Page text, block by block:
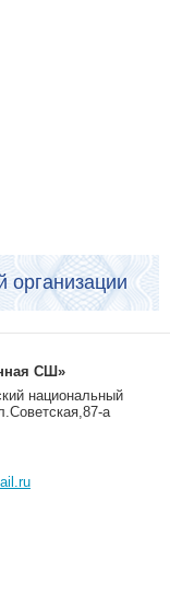
организации
СШ»
национальный
а